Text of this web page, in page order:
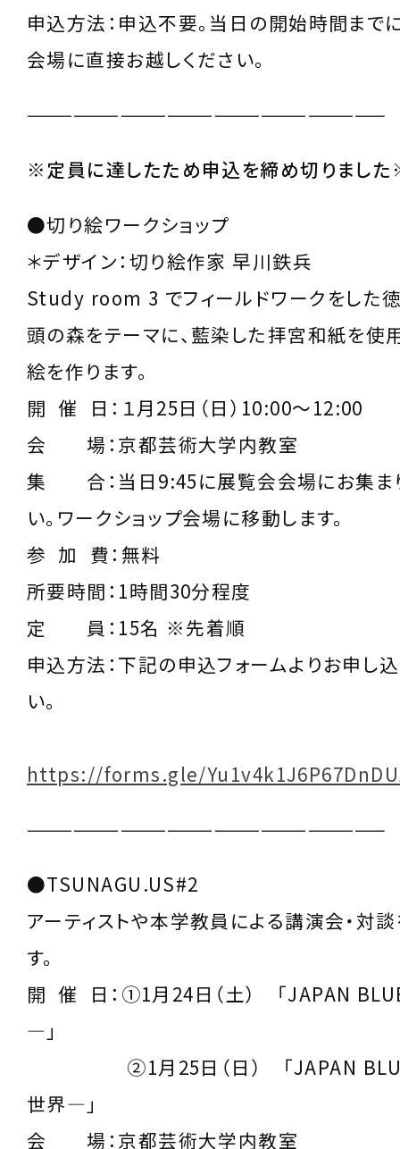
申込方法：申込不要。当日の開始時間まで
会場に直接お越しください。
———————————————————————
※定員に達したため申込を締め切りまし
●切り絵ワークショップ
＊デザイン：切り絵作家 早川鉄兵
Study room 3 でフィールドワークをした
頭の森をテーマに、藍染した拝宮和紙を使
絵を作ります。
開 催 日：１月25日（日）10:00～12:00
会 場：京都芸術大学内教室
集 合：当日9:45に展覧会会場にお集ま
い。ワークショップ会場に移動します。
参 加 費：無料
所要時間：1時間30分程度
定 員：15名 ※先着順
申込方法：下記の申込フォームよりお申し
い。
https://forms.gle/
———————————————————————
●TSUNAGU.US#2
アーティストや本学教員による講演会・対
す。
開 催 日：①1月24日（土） 「JAPAN
―」
②1月25日（日） 「JAPAN
世界―」
会 場：京都芸術大学内教室